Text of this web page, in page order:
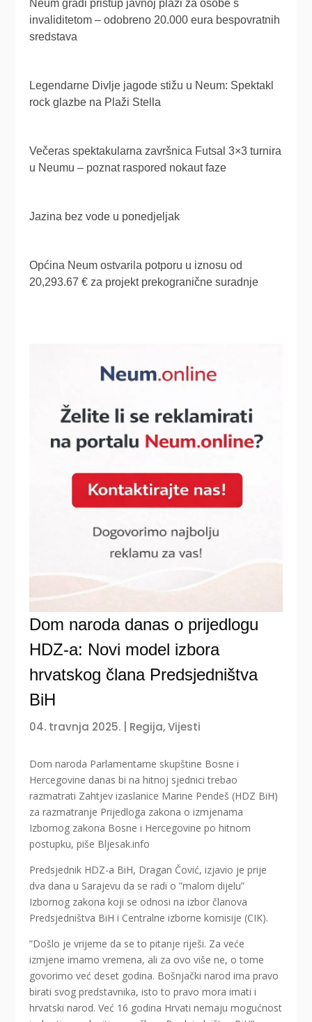
Dom naroda danas o prijedlogu
HDZ-a: Novi model izbora
hrvatskog člana Predsjedništva
BiH
04. travnja 2025. Regija,Vijesti
Dom naroda Parlamentarne skupštine Bosne i
Hercegovine danas bi na hitnoj sjednici trebao
razmatrati Zahtjev izaslanice Marine Pendeš (HDZ BiH)
za razmatranje Prijedloga zakona o izmjenama
Izbornog zakona Bosne i Hercegovine po hitnom
postupku, piše Bljesak.info
Predsjednik HDZ-a BiH, Dragan Čović, izjavio je prije
dva dana u Sarajevu da se radi o ”malom dijelu”
Izbornog zakona koji se odnosi na izbor članova
Predsjedništva BiH i Centralne izborne komisije (CIK).
”Došlo je vrijeme da se to pitanje riješi. Za veće
izmjene imamo vremena, ali za ovo više ne, o tome
govorimo već deset godina. Bošnjački narod ima pravo
birati svog predstavnika, isto to pravo mora imati i
hrvatski narod. Već 16 godina Hrvati nemaju mogućnost
Neum gradi pristup javnoj plaži za osobe s
invaliditetom – odobreno 20.000 eura bespovratnih
sredstava
Legendarne Divlje jagode stižu u Neum: Spektakl
rock glazbe na Plaži Stella
Večeras spektakularna završnica Futsal 3×3 turnira
u Neumu – poznat raspored nokaut faze
Jazina bez vode u ponedjeljak
Općina Neum ostvarila potporu u iznosu od
20,293.67 € za projekt prekogranične suradnje